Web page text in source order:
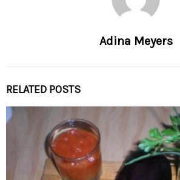
Adina Meyers
RELATED POSTS